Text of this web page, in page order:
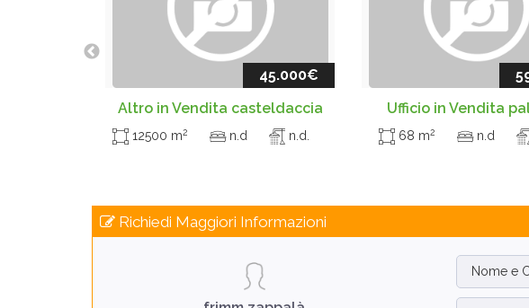
45.000€
Altro in Vendita casteldaccia
12500 m2 n.d n.d.
Ufficio in Vendita
68 m2 n.d
Richiedi Maggiori Informazioni